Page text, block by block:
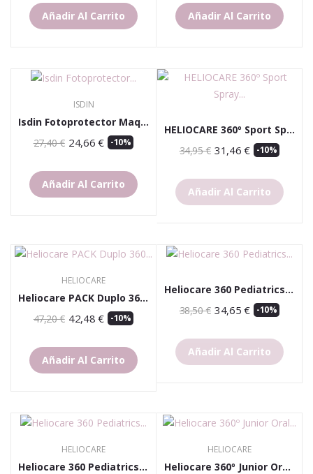
Añadir Al Carrito Añadir Al Carrito
ISDIN
Isdin Fotoprotector Maquillaje Compact Bronze...
27,40 € 24,66 € -10%
Añadir Al Carrito
HELIOCARE 360º Sport Spray SPF50 Duplo 2x100ml...
34,95 € 31,46 € -10%
Añadir Al Carrito
HELIOCARE
Heliocare PACK Duplo 360 Pediatrics Loción 40%...
47,20 € 42,48 € -10%
Añadir Al Carrito
Heliocare 360 Pediatrics Transparent Spray...
38,50 € 34,65 € -10%
Añadir Al Carrito
HELIOCARE
Heliocare 360 Pediatrics SPF50 Atopic Loción...
HELIOCARE
Heliocare 360º Junior Oral Sticks